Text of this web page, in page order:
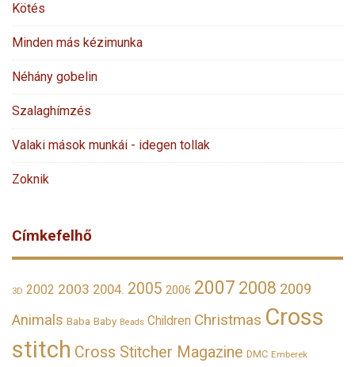
Kötés
Minden más kézimunka
Néhány gobelin
Szalaghímzés
Valaki mások munkái - idegen tollak
Zoknik
Címkefelhő
3D 2002 2003 2004. 2005 2006 2007 2008 2009
Animals Baba Baby Beads Children Christmas Cross
stitch Cross Stitcher Magazine DMC Emberek